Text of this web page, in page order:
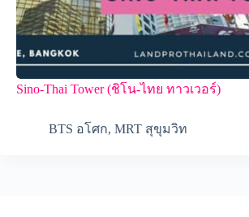
Sino-Thai Tower (ชิโน-ไทย ทาวเวอร์)
BTS อโศก, MRT สุขุมวิท